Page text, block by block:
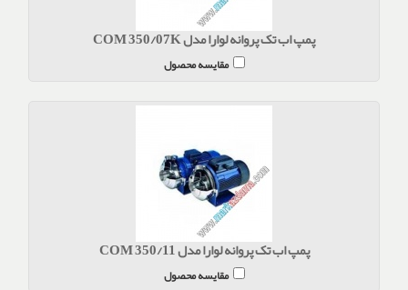
پمپ اب تک پروانه لوارا مدل COM 350/07K
مقایسه محصول
پمپ اب تک پروانه لوارا مدل COM 350/11
مقایسه محصول